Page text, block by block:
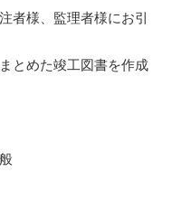
者様、監理者様にお引
とめた竣工図書を作成